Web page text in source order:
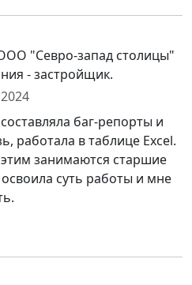
"Севро-запад столицы"
- застройщик.
баг-репорты и
работала в таблице Excel.
занимаются старшие
суть работы и мне